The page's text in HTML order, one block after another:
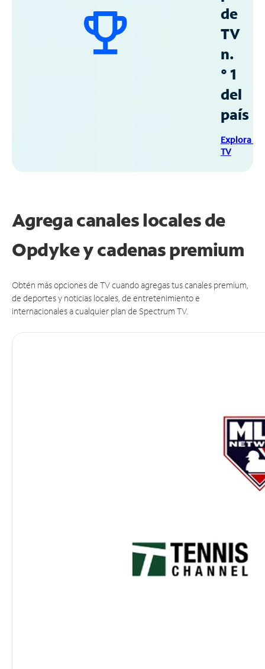
de
TV
n.
° 1
del
país
Explora
TV
Agrega canales locales de
Opdyke y cadenas premium
Obtén más opciones de TV cuando agregas tus canales premium,
de deportes y noticias locales, de entretenimiento e
internacionales a cualquier plan de Spectrum TV.